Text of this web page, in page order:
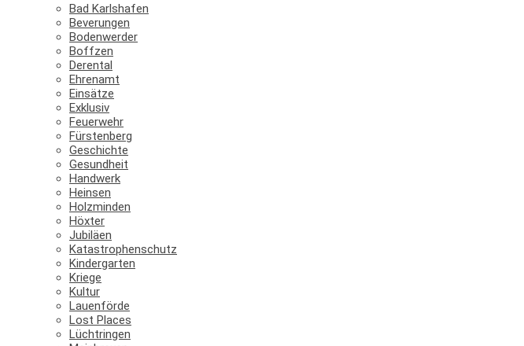
Bad Karlshafen
Beverungen
Bodenwerder
Boffzen
Derental
Ehrenamt
Einsätze
Exklusiv
Feuerwehr
Fürstenberg
Geschichte
Gesundheit
Handwerk
Heinsen
Holzminden
Höxter
Jubiläen
Katastrophenschutz
Kindergarten
Kriege
Kultur
Lauenförde
Lost Places
Lüchtringen